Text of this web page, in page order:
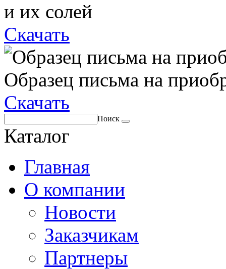
и их солей
Скачать
Образец письма на
Скачать
Поиск
Каталог
Главная
О компании
Новости
Заказчикам
Партнеры